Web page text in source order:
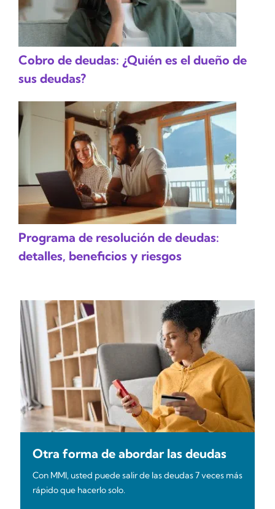
Cobro de deudas: ¿Quién es el dueño de
sus deudas?
Programa de resolución de deudas:
detalles, beneficios y riesgos
Otra forma de abordar las deudas
Con MMI, usted puede salir de las deudas 7 veces más
rápido que hacerlo solo.